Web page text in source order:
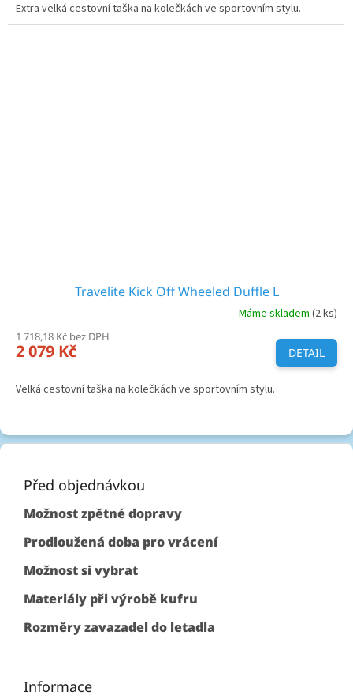
Extra velká cestovní taška na kolečkách ve sportovním stylu.
Travelite Kick Off Wheeled Duffle L
Máme skladem (2 ks)
1 718,18 Kč bez DPH
2 079 Kč DETAIL
Velká cestovní taška na kolečkách ve sportovním stylu.
Z
Před objednávkou
Možnost zpětné dopravy
Prodloužená doba pro vrácení
Možnost si vybrat
Materiály při výrobě kufru
Rozměry zavazadel do letadla
Informace